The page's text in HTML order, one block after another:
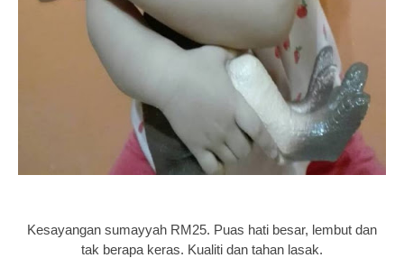
Kesayangan sumayyah RM25. Puas hati besar, lembut dan
tak berapa keras. Kualiti dan tahan lasak.